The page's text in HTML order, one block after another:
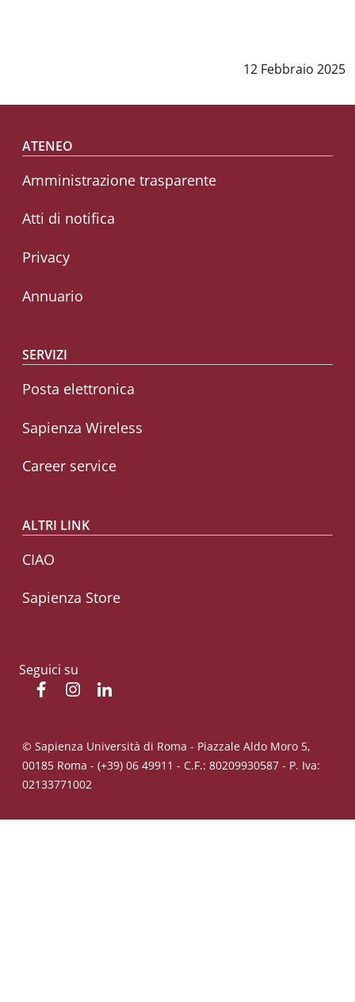
Data notizia:
12 Febbraio 2025
Footer menu
ATENEO
Amministrazione trasparente
Atti di notifica
Privacy
Annuario
SERVIZI
Posta elettronica
Sapienza Wireless
Career service
ALTRI LINK
CIAO
Sapienza Store
Seguici su
FacebookInstagram
© Sapienza Università di Roma - Piazzale Aldo Moro 5,
00185 Roma - (+39) 06 49911 - C.F.: 80209930587 - P. Iva:
02133771002